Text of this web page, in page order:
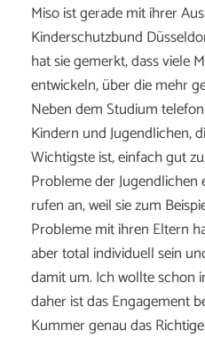
Miso ist gerade mit ihrer
Kinderschutzbund
hat sie gemerkt, dass viele
entwickeln, über die mehr
Neben dem Studium
Kindern und Jugendlichen,
Wichtigste ist, einfach gut
Probleme der Jugendlichen
rufen an, weil sie zum
Probleme mit ihren Eltern
aber total individuell sein
damit um. Ich wollte schon
daher ist das Engagement
Kummer genau das